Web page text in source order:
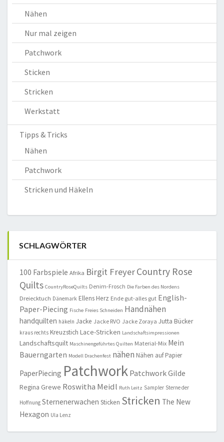
Nähen
Nur mal zeigen
Patchwork
Sticken
Stricken
Werkstatt
Tipps & Tricks
Nähen
Patchwork
Stricken und Häkeln
SCHLAGWÖRTER
100 Farbspiele Afrika Birgit FreyerCountry Rose
Quilts CountryRoseQuilts Denim-Frosch Die Farben des Nordens
Dreiecktuch Dänemark Ellens Herz Ende gut-alles gut English-
Paper-Piecing Fische Freies Schneiden Handnähen
handquilten häkeln Jacke Jacke RVO Jacke Zoraya Jutta Bücker
kraus rechts Kreuzstich Lace-Stricken Landschaftsimpressionen
Landschaftsquilt Maschinengeführtes Quilten Material-Mix Mein
Bauerngarten Modell Drachenfest nähen Nähen auf Papier
PaperPiecing Patchwork Patchwork Gilde
Regina Grewe Roswitha Meidl Ruth Leitz Sampler Sterne der
Hoffnung Sternenerwachen Sticken Stricken The New
Hexagon Ula Lenz